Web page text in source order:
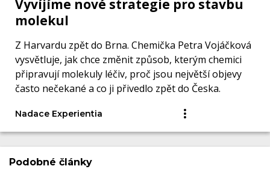
Vyvíjíme nové strategie pro stavbu
molekul
Z Harvardu zpět do Brna. Chemička Petra Vojáčková
vysvětluje, jak chce změnit způsob, kterým chemici
připravují molekuly léčiv, proč jsou největší objevy
často nečekané a co ji přivedlo zpět do Česka.
Nadace Experientia
Podobné články